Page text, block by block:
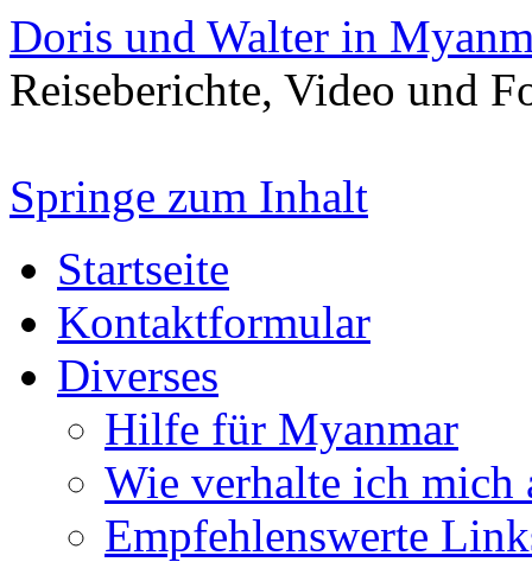
Doris und Walter in
Reiseberichte, Video und
Springe zum Inhalt
Startseite
Kontaktformular
Diverses
Hilfe für Myanmar
Wie verhalte ich
Empfehlenswerte